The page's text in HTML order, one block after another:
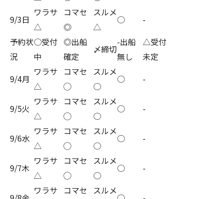
9/3日
ワラサ
△
コマセ
◎
スルメ
△
○
-
予約状
況
○受付
中
◎出船
確定
〆締切
-出船
無し
△受付
未定
9/4月
ワラサ
△
コマセ
◯
スルメ
○
○ -
9/5火
ワラサ
△
コマセ
◯
スルメ
○
○ -
9/6水
ワラサ
△
コマセ
◯
スルメ
○
○ -
9/7木
ワラサ
△
コマセ
◯
スルメ
○
○ -
ワラサ コマセ
スルメ